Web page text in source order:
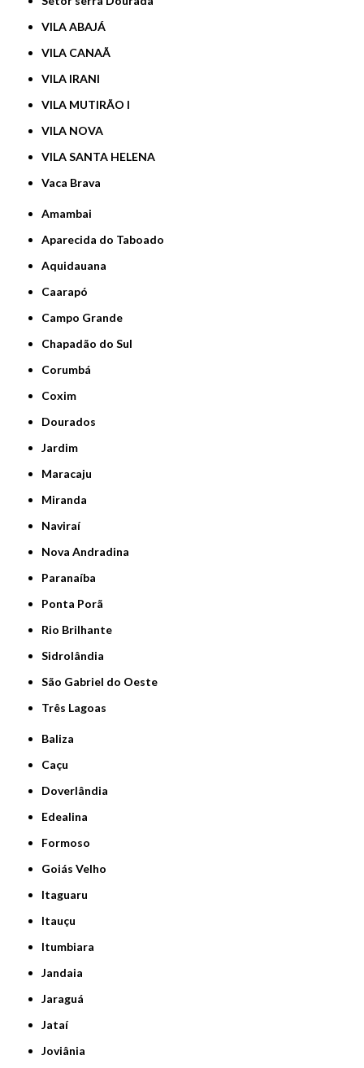
VILA ABAJÁ
VILA CANAÃ
VILA IRANI
VILA MUTIRÃO I
VILA NOVA
VILA SANTA HELENA
Vaca Brava
Amambai
Aparecida do Taboado
Aquidauana
Caarapó
Campo Grande
Chapadão do Sul
Corumbá
Coxim
Dourados
Jardim
Maracaju
Miranda
Naviraí
Nova Andradina
Paranaíba
Ponta Porã
Rio Brilhante
Sidrolândia
São Gabriel do Oeste
Três Lagoas
Baliza
Caçu
Doverlândia
Edealina
Formoso
Goiás Velho
Itaguaru
Itauçu
Itumbiara
Jandaia
Jaraguá
Jataí
Joviânia